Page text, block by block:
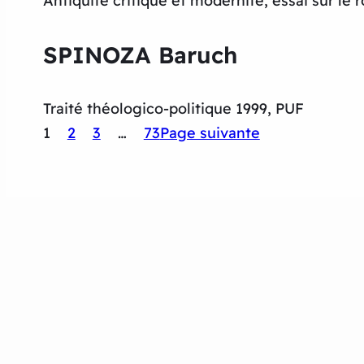
SPINOZA Baruch
Traité théologico-politique 1999, PUF
1
2 3 … 73Page suivante